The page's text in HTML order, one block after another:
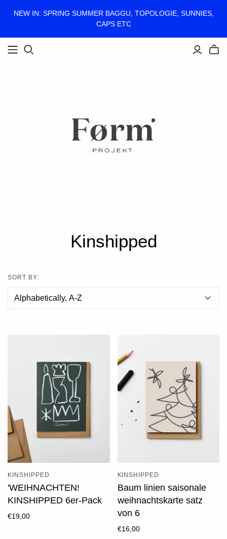
NEW IN: SPRING SUMMER BAGGU, TOPOLOGIE, SUNNIES,
CAPS ETC
Kinshipped
KINSHIPPED
'WEIHNACHTEN!
KINSHIPPED 6er-Pack
€19,00
KINSHIPPED
Baum linien saisonale
weihnachtskarte satz
von 6
€16,00
SORT BY: